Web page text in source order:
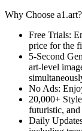
Why Choose a1.art?
Free Trials:
price for the
5-Second
art-level
No Ads:
20,000+
futuristic,
Daily